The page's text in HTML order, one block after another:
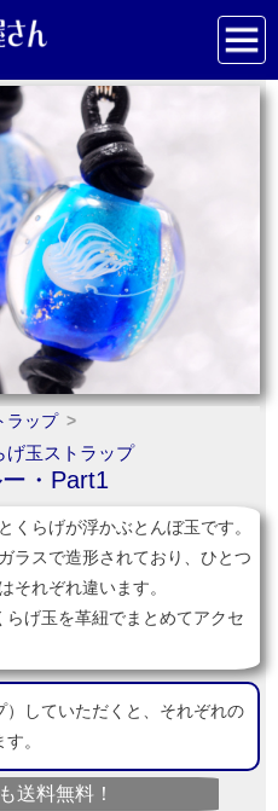
ラップ
げ玉ストラップ
・Part1
らげが浮かぶとんぼ玉です。
ラスで造形されており、ひとつ
それぞれ違います。
げ玉を革紐でまとめてアクセ
していただくと、それぞれの
。
送料無料！